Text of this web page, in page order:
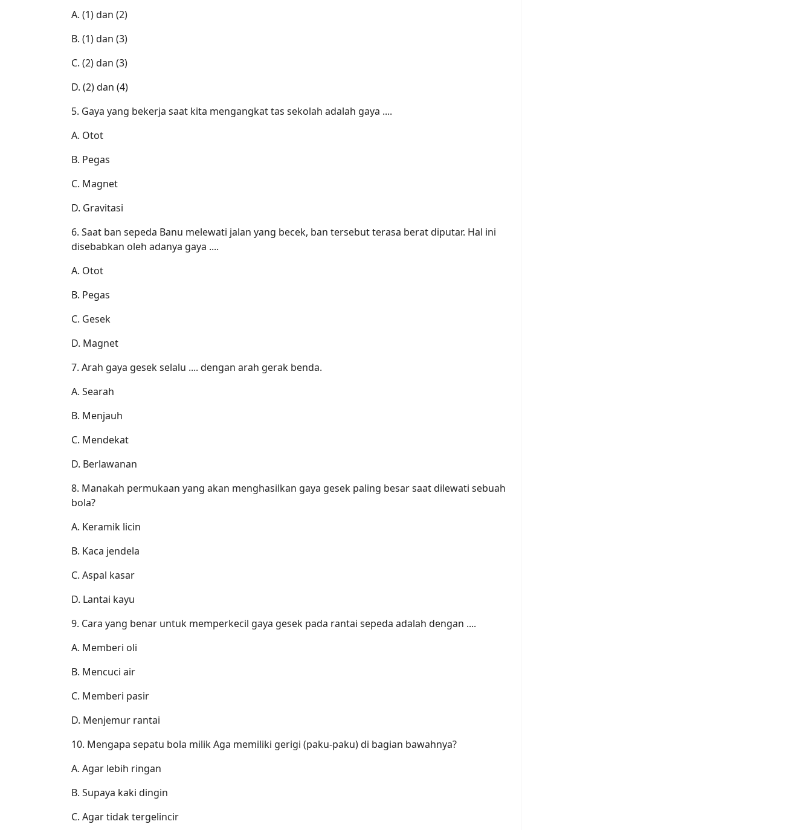
A. (1) dan (2)
B. (1) dan (3)
C. (2) dan (3)
D. (2) dan (4)
5. Gaya yang bekerja saat kita mengangkat tas sekolah adalah gaya ....
A. Otot
B. Pegas
C. Magnet
D. Gravitasi
6. Saat ban sepeda Banu melewati jalan yang becek, ban tersebut terasa berat diputar. Hal ini
disebabkan oleh adanya gaya ....
A. Otot
B. Pegas
C. Gesek
D. Magnet
7. Arah gaya gesek selalu .... dengan arah gerak benda.
A. Searah
B. Menjauh
C. Mendekat
D. Berlawanan
8. Manakah permukaan yang akan menghasilkan gaya gesek paling besar saat dilewati sebuah
bola?
A. Keramik licin
B. Kaca jendela
C. Aspal kasar
D. Lantai kayu
9. Cara yang benar untuk memperkecil gaya gesek pada rantai sepeda adalah dengan ....
A. Memberi oli
B. Mencuci air
C. Memberi pasir
D. Menjemur rantai
10. Mengapa sepatu bola milik Aga memiliki gerigi (paku-paku) di bagian bawahnya?
A. Agar lebih ringan
B. Supaya kaki dingin
C. Agar tidak tergelincir